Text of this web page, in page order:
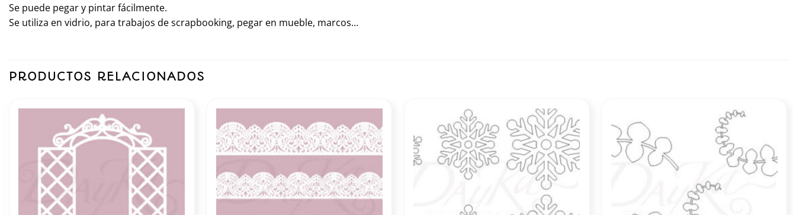
Se puede pegar y pintar fácilmente.
Se utiliza en vidrio, para trabajos de scrapbooking, pegar en mueble, marcos…
PRODUCTOS RELACIONADOS